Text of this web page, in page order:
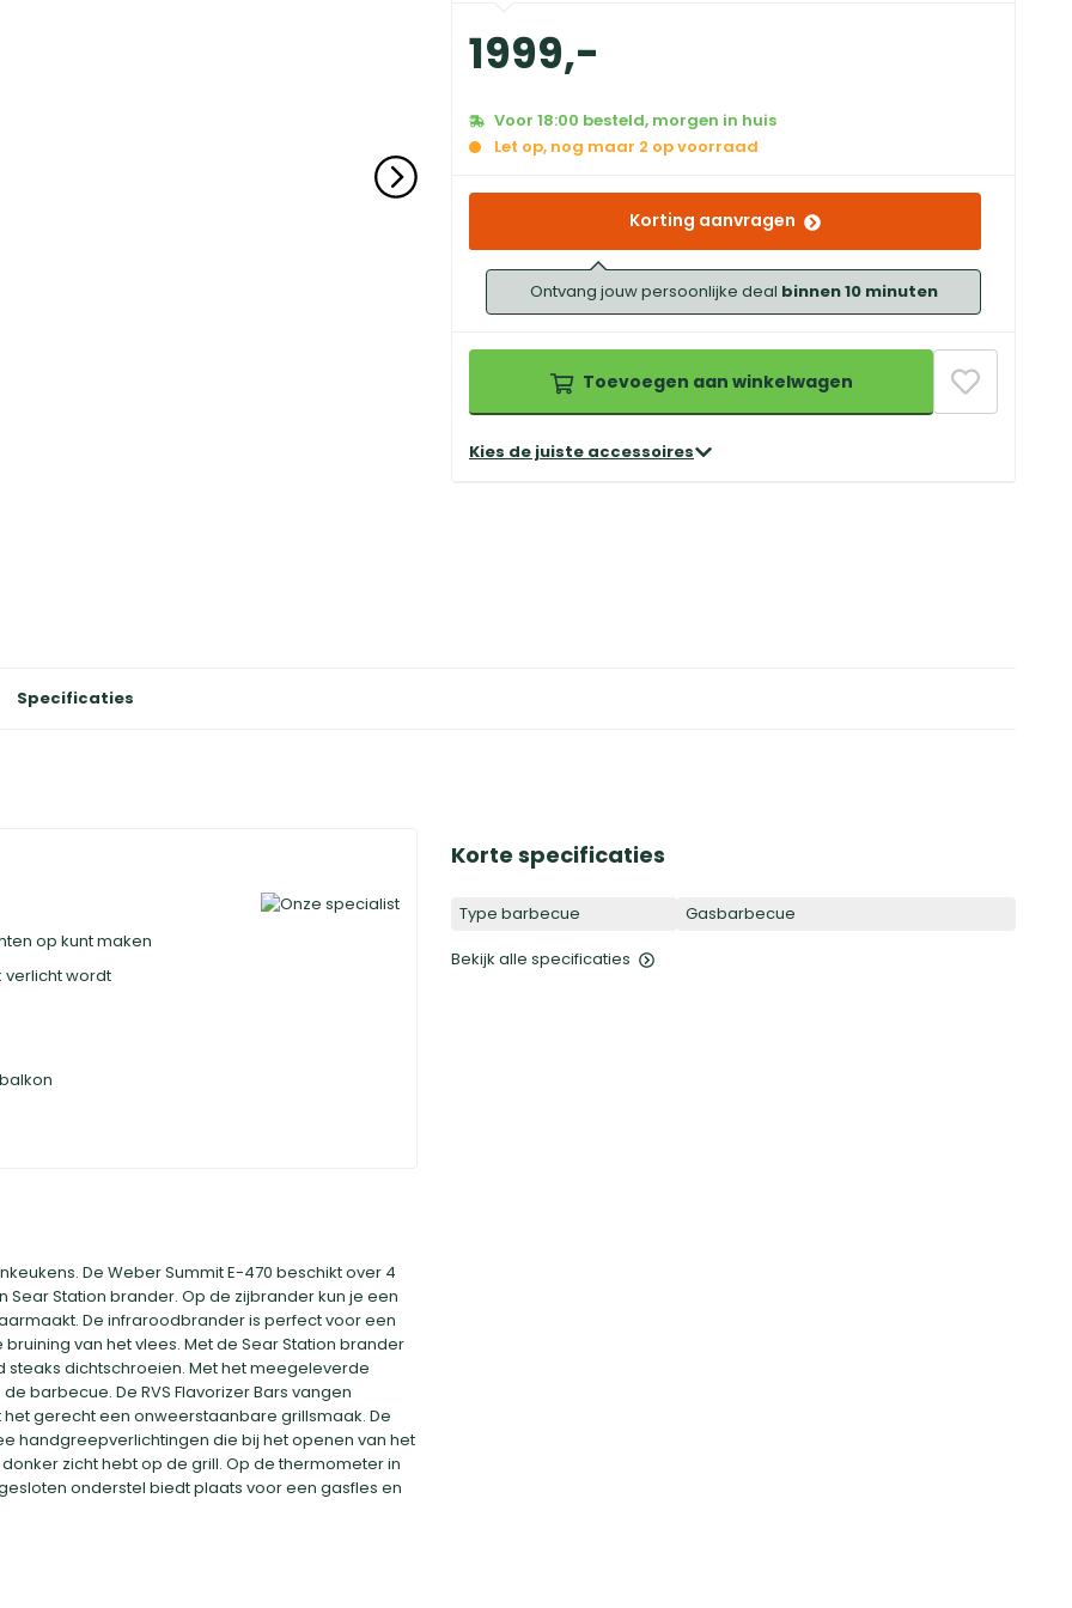
1999,-
Voor 18:00 besteld, morgen in huis
Let op, nog maar 2 op voorraad
Korting aanvragen
Ontvang jouw persoonlijke deal binnen 10 minuten
Toevoegen aan winkelwagen
Kies de juiste accessoires
Specificaties
op kunt maken
wordt
De Weber Summit E-470 beschikt over 4
Station brander. Op de zijbrander kun je een
De infraroodbrander is perfect voor een
van het vlees. Met de Sear Station brander
dichtschroeien. Met het meegeleverde
barbecue. De RVS Flavorizer Bars vangen
gerecht een onweerstaanbare grillsmaak. De
handgreepverlichtingen die bij het openen van het
zicht hebt op de grill. Op de thermometer in
onderstel biedt plaats voor een gasfles en
Korte specificaties
Type barbecue
Gasbarbecue
Bekijk alle specificaties